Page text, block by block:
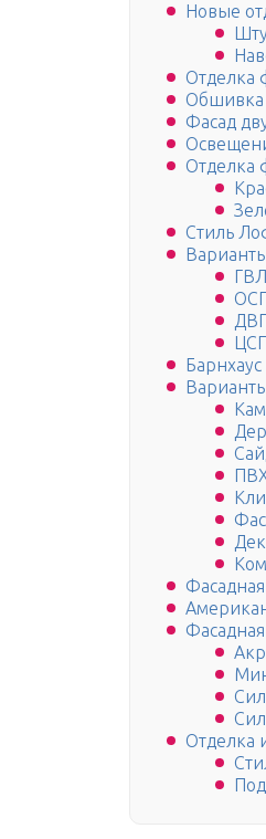
Новые
Отделка
Обшивка
Фасад
Отделка
Стиль
ГВЛ
Барнхаус
Отделка